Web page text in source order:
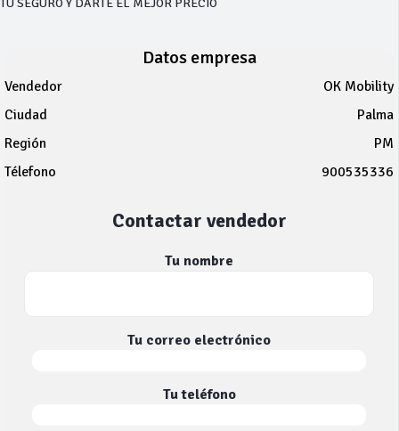
TU SEGURO Y DARTE EL MEJOR PRECIO
Datos empresa
Vendedor
OK Mobility
Ciudad
Palma
Región
PM
Télefono
900535336
Contactar vendedor
Tu nombre
Tu correo electrónico
Tu teléfono